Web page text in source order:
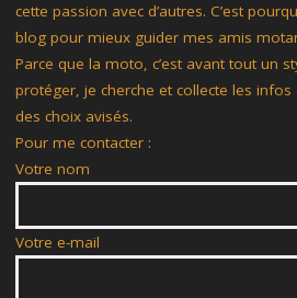
cette passion avec d’autres. C’est
blog pour mieux guider mes amis
Parce que la moto, c’est avant tout un
protéger, je cherche et collecte les
des choix avisés.
Pour me contacter :
Votre nom
Votre e-mail